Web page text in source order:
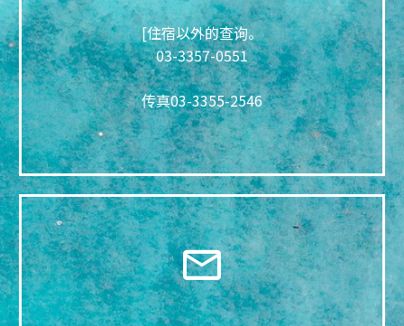
[住宿以外的查询。
03-3357-0551
传真03-3355-2546